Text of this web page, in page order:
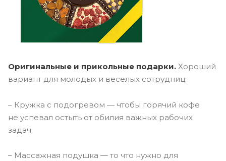
Оригинальные и прикольные подарки. Хороший
вариант для молодых и веселых сотрудниц:
– Кружка с подогревом — чтобы горячий кофе
не успевал остыть от обилия важных рабочих
задач;
– Массажная подушка — то что нужно для